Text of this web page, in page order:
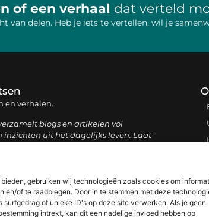
gebruiken wij technologieën zoals cookies om
en/of te raadplegen. Door in te stemmen met deze
surfgedrag of unieke ID's op deze site verwerken. Als je geen
intrekt, kan dit een nadelige invloed hebben op
of een verhaal dat verteld
van delen. Heb je iets te vertellen, wil je
en verhalen.
blogs en artikelen vol
inzichten uit het dagelijks leven. Laat